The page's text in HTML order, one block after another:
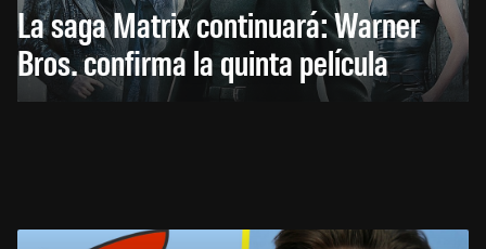
La saga Matrix continuará: Warner
Bros. confirma la quinta película